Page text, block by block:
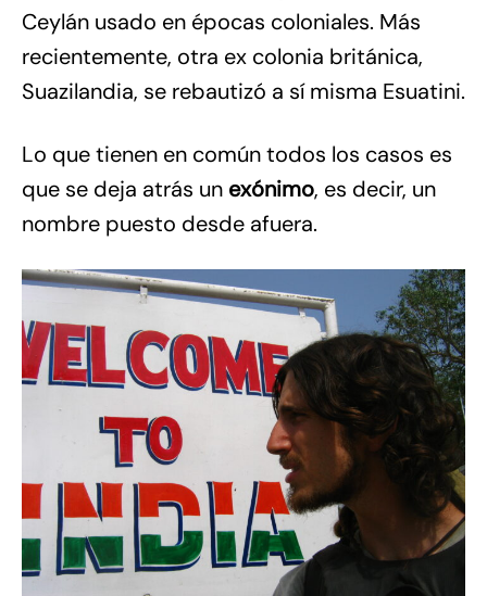
Ceylán usado en épocas coloniales. Más
recientemente, otra ex colonia británica,
Suazilandia, se rebautizó a sí misma Esuatini.
Lo que tienen en común todos los casos es
que se deja atrás un exónimo, es decir, un
nombre puesto desde afuera.